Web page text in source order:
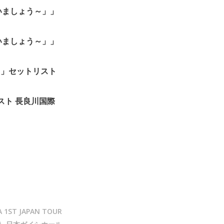
しょう～」」
しょう～」」
セットリスト
長良川国際
1ST JAPAN TOUR